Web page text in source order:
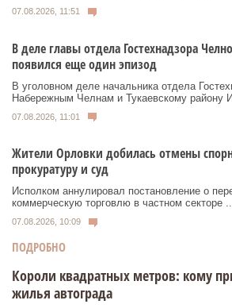
07.08.2026, 11:51
В деле главы отдела Гостехнадзора
появился еще один эпизод
В уголовном деле начальника отдела
Набережным Челнам и Тукаевскому району
07.08.2026, 11:01
Жители Орловки добилась отмены
прокуратуру и суд
Исполком аннулировал постановление о
коммерческую торговлю в частном секторе
07.08.2026, 10:09
ПОДРОБНО
Короли квадратных метров: кому
жилья автограда